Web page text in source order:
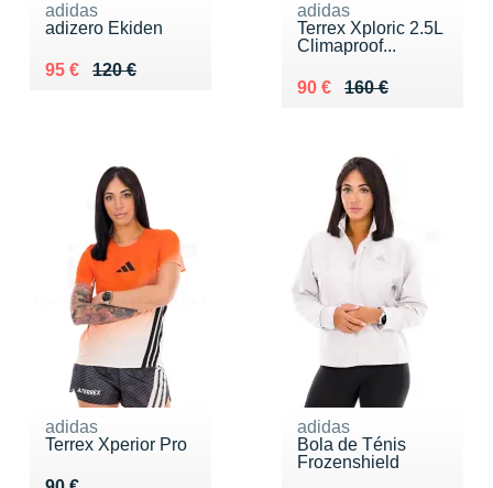
adidas
adizero Ekiden
120 €
Au lieu de 120 €
95 €
Vendu 95 €
adidas
Terrex Xploric 2.5L
Climaproof...
160 €
Au lieu de 160 €
90 €
Vendu 90 €
adidas
Terrex Xperior Pro
adidas
Bola de Ténis
Frozenshield